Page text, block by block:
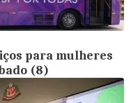
para mulheres
(8)